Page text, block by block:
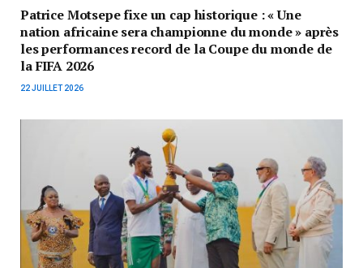
Patrice Motsepe fixe un cap historique : « Une
nation africaine sera championne du monde » après
les performances record de la Coupe du monde de
la FIFA 2026
22 JUILLET 2026